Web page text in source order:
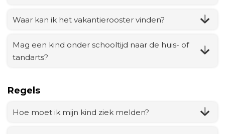
Waar kan ik het vakantierooster vinden?
Mag een kind onder schooltijd naar de huis- of
tandarts?
Regels
Hoe moet ik mijn kind ziek melden?